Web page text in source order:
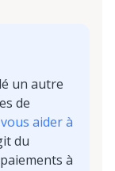
un autre
de
aider à
du
à